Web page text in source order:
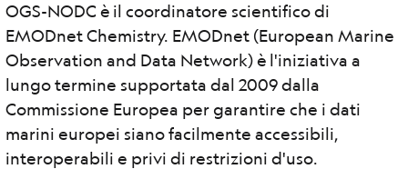
OGS-NODC è il coordinatore scientifico di
EMODnet Chemistry. EMODnet (European Marine
Observation and Data Network) è l'iniziativa a
lungo termine supportata dal 2009 dalla
Commissione Europea per garantire che i dati
marini europei siano facilmente accessibili,
interoperabili e privi di restrizioni d'uso.